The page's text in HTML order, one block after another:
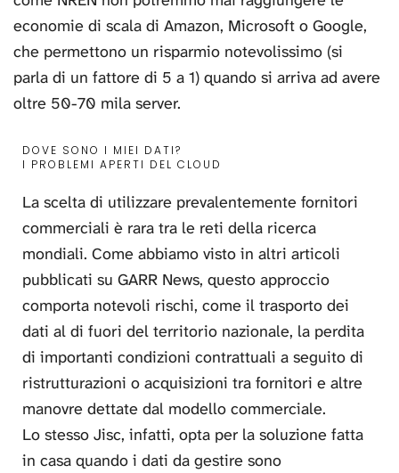
economie di scala di Amazon, Microsoft o Google,
che permettono un risparmio notevolissimo (si
parla di un fattore di 5 a 1) quando si arriva ad avere
oltre 50-70 mila server.
DOVE SONO I MIEI DATI?
I PROBLEMI APERTI DEL CLOUD
La scelta di utilizzare prevalentemente fornitori
commerciali è rara tra le reti della ricerca
mondiali. Come abbiamo visto in altri articoli
pubblicati su GARR News, questo approccio
comporta notevoli rischi, come il trasporto dei
dati al di fuori del territorio nazionale, la perdita
di importanti condizioni contrattuali a seguito di
ristrutturazioni o acquisizioni tra fornitori e altre
manovre dettate dal modello commerciale.
Lo stesso Jisc, infatti, opta per la soluzione fatta
in casa quando i dati da gestire sono